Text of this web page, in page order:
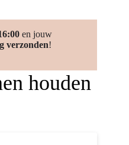
en jouw
verzonden!
houden